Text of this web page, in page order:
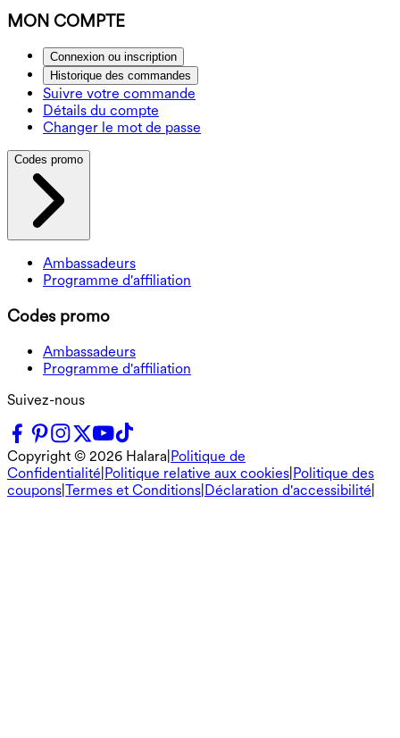
MON COMPTE
Connexion ou inscription
Historique des commandes
Suivre votre commande
Détails du compte
Changer le mot de passe
Codes promo
Ambassadeurs
Programme d'affiliation
Codes promo
Ambassadeurs
Programme d'affiliation
Suivez-nous
Copyright © 2026 Halara Politique de
Confidentialité Politique relative aux cookies Politique des
coupons Termes et Conditions Déclaration d'accessibilité